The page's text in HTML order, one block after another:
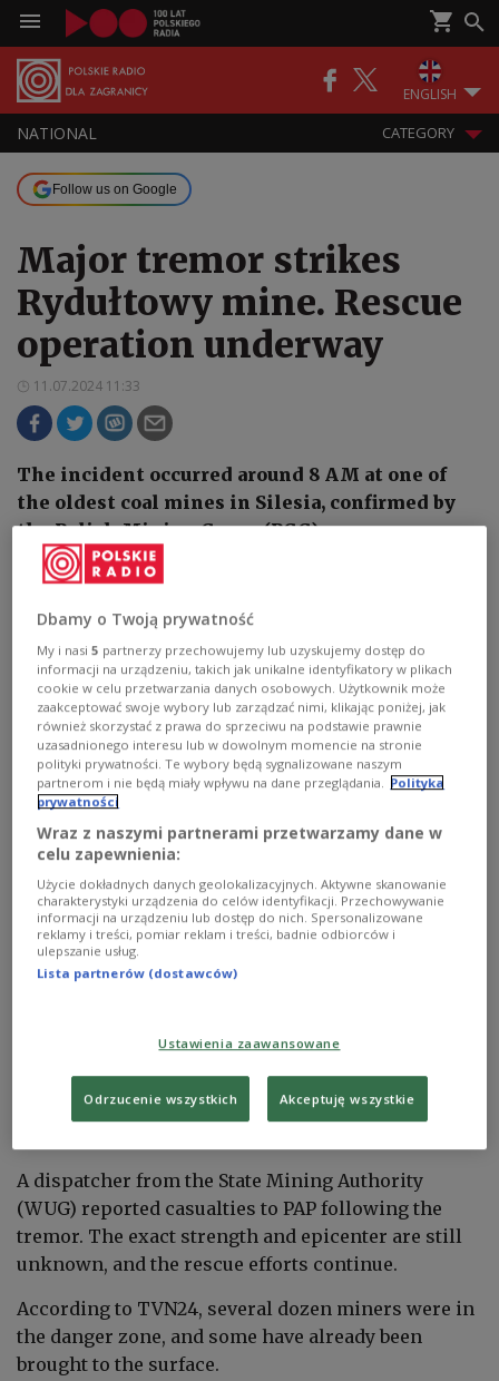
ENGLISH
NATIONAL CATEGORY
Follow us on Google
Major tremor strikes
Rydułtowy mine. Rescue
operation underway
11.07.2024 11:33
The incident occurred around 8 AM at one of
the oldest coal mines in Silesia, confirmed by
the Polish Mining Group (PGG).
A significant tremor has affected Rydułtowy mine, prompting an ongoing
rescue effort, with confirmation from the Polish Mining Group (PGG) that
the incident occurred around 8 AM at one of Silesia's oldest coal
mines.
Germaillard/pixaby.com/CC0
miners. As of now, 15 individuals have been
rescued, with 10 hospitalized. The ongoing rescue
operation was confirmed by TVN24.
A dispatcher from the State Mining Authority
(WUG) reported casualties to PAP following the
tremor. The exact strength and epicenter are still
unknown, and the rescue efforts continue.
According to TVN24, several dozen miners were in
the danger zone, and some have already been
brought to the surface.
Dbamy o Twoją prywatność
My i nasi5 partnerzy przechowujemy lub uzyskujemy dostęp do
informacji na urządzeniu, takich jak unikalne identyfikatory w plikach
cookie w celu przetwarzania danych osobowych. Użytkownik może
zaakceptować swoje wybory lub zarządzać nimi, klikając poniżej, jak
również skorzystać z prawa do sprzeciwu na podstawie prawnie
uzasadnionego interesu lub w dowolnym momencie na stronie
polityki prywatności. Te wybory będą sygnalizowane naszym
partnerom i nie będą miały wpływu na dane przeglądania. Polityka
prywatności
Wraz z naszymi partnerami przetwarzamy dane w
celu zapewnienia:
Użycie dokładnych danych geolokalizacyjnych. Aktywne skanowanie
charakterystyki urządzenia do celów identyfikacji. Przechowywanie
informacji na urządzeniu lub dostęp do nich. Spersonalizowane
reklamy i treści, pomiar reklam i treści, badnie odbiorców i
ulepszanie usług.
Lista partnerów (dostawców)
Ustawienia zaawansowane
Odrzucenie wszystkich Akceptuję wszystkie